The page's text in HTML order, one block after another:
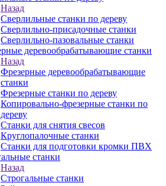
Назад
Сверлильные станки по дереву
Сверлильно-присадочные станки
Сверлильно-пазовальные станки
деревообрабатывающие станки
Назад
Фрезерные деревообрабатывающие
станки
Фрезерные станки по дереву
Копировально-фрезерные станки по
дереву
Станки для снятия свесов
Круглопалочные станки
Станки для подготовки кромки ПВХ
станки
Назад
Строгальные станки